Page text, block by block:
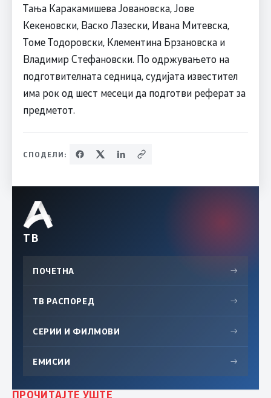
Тања Каракамишева Јовановска, Јове
Кекеновски, Васко Лазески, Ивана Митевска,
Томе Тодоровски, Клементина Брзановска и
Владимир Стефановски. По одржувањето на
подготвителната седница, судијата известител
има рок од шест месеци да подготви реферат за
предметот.
СПОДЕЛИ:
ТВ
ПОЧЕТНА →
ТВ РАСПОРЕД →
СЕРИИ И ФИЛМОВИ →
ЕМИСИИ →
ПРОЧИТАЈТЕ УШТЕ